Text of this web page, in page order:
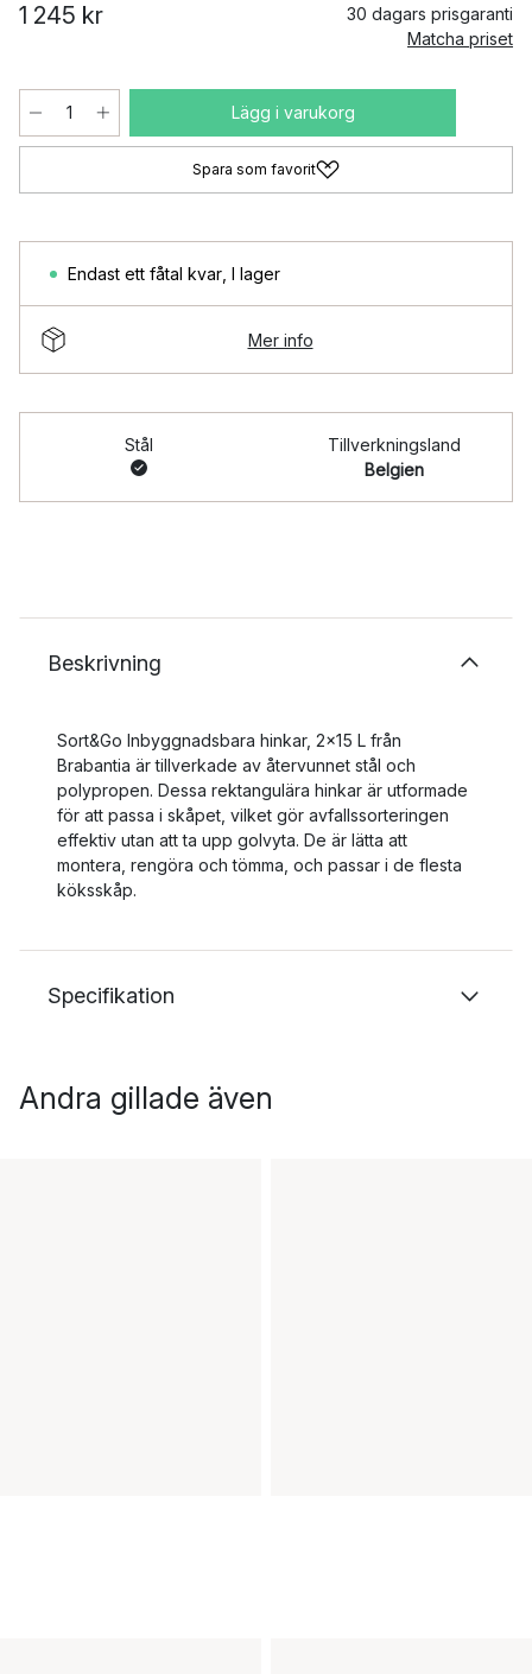
1 245 kr
30 dagars prisgaranti
Matcha priset
Lägg i varukorg
Spara som favorit
Endast ett fåtal kvar I lager
Mer info
Stål
Tillverkningsland
Belgien
Beskrivning
Sort&Go Inbyggnadsbara hinkar, 2x15 L från
Brabantia är tillverkade av återvunnet stål och
polypropen. Dessa rektangulära hinkar är utformade
för att passa i skåpet, vilket gör avfallssorteringen
effektiv utan att ta upp golvyta. De är lätta att
montera, rengöra och tömma, och passar i de flesta
köksskåp.
Specifikation
Andra gillade även